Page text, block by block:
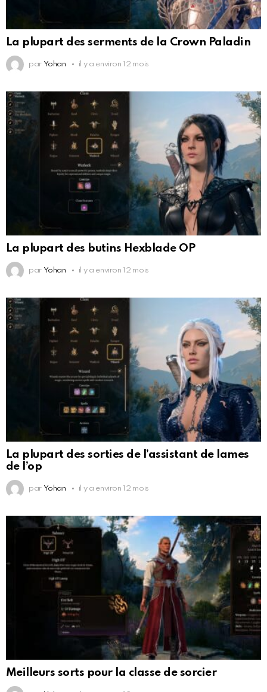
La plupart des serments de la Crown Paladin
par Yohan il y a environ 12 mois
La plupart des butins Hexblade OP
par Yohan il y a environ 12 mois
La plupart des sorties de l’assistant de lames
de l’op
par Yohan il y a environ 12 mois
Meilleurs sorts pour la classe de sorcier